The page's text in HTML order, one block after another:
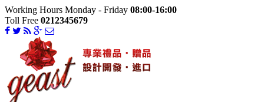
Working Hours Monday - Friday 08:00-16:00
Toll Free 0212345679